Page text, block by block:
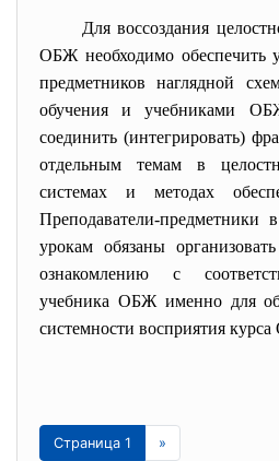
Для воссоздания
ОБЖ необходимо обеспечить
предметников наглядной
обучения и учебниками
соединить (интегрировать)
отдельным темам в
системах и методах
Преподаватели-предметники
урокам обязаны
ознакомлению с
учебника ОБЖ именно для
системности восприятия
Страница 1 »